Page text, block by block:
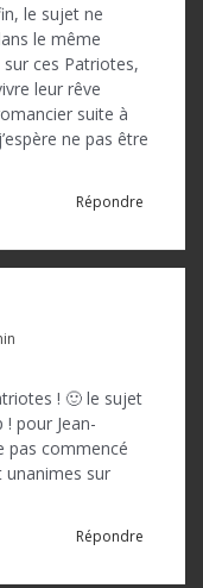
le sujet ne
le même
ces Patriotes,
leur rêve
suite à
ne pas être
Répondre
! 🙂 le sujet
pour Jean-
pas commencé
unanimes sur
Répondre